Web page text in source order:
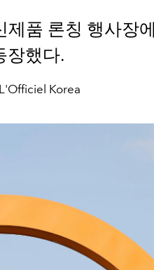
품 론칭 행사장
장했다.
Korea